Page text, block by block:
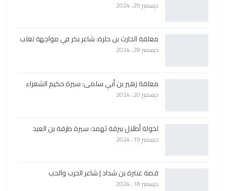
ديسمبر 29, 2024
معلقة الحارث بن حلزة: شاعر بكر في مواجهة تغلب
ديسمبر 28, 2024
معلقة زهير بن أبي سلمى: سيرة حكيم الشعراء
ديسمبر 20, 2024
لخولة أطلال ببرقة ثهمد: سيرة طرفة بن العبد
ديسمبر 19, 2024
قصة عنترة بن شداد | شاعر الحرب والحب
ديسمبر 18, 2024